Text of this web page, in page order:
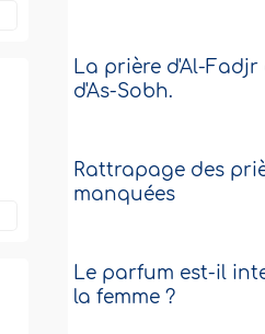
La prière d'Al-Fadjr
d'As-Sobh.
Rattrapage des
manquées
Le parfum est-il
la femme ?